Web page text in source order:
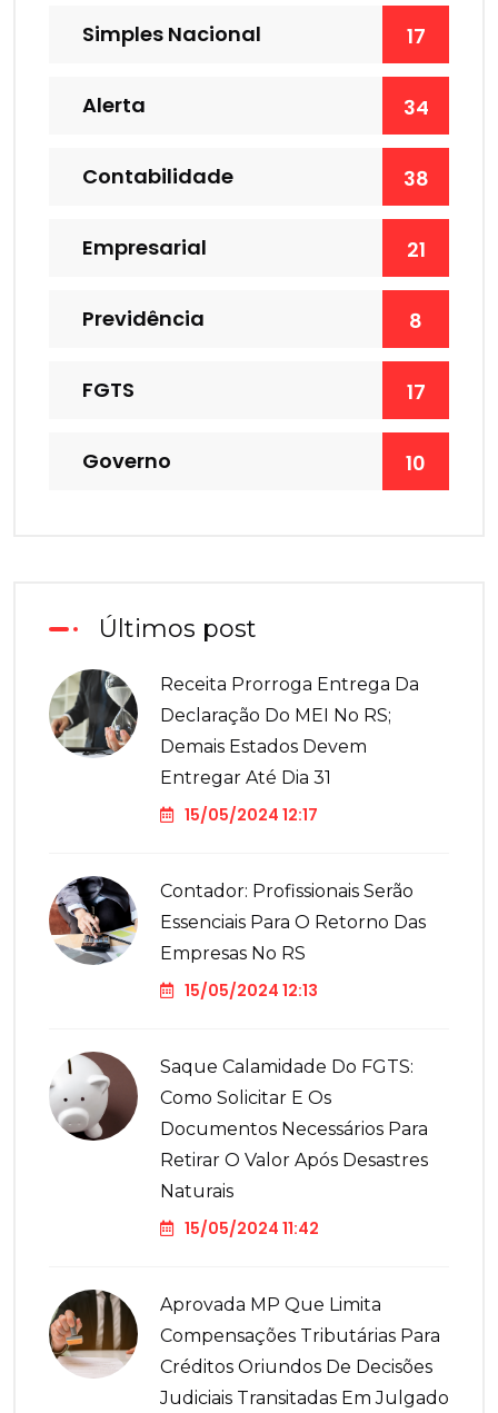
Simples Nacional 17
Alerta 34
Contabilidade 38
Empresarial 21
Previdência 8
FGTS 17
Governo 10
Últimos post
Receita Prorroga Entrega Da
Declaração Do MEI No RS;
Demais Estados Devem
Entregar Até Dia 31
15/05/2024 12:17
Contador: Profissionais Serão
Essenciais Para O Retorno Das
Empresas No RS
15/05/2024 12:13
Saque Calamidade Do FGTS:
Como Solicitar E Os
Documentos Necessários Para
Retirar O Valor Após Desastres
Naturais
15/05/2024 11:42
Aprovada MP Que Limita
Compensações Tributárias Para
Créditos Oriundos De Decisões
Judiciais Transitadas Em Julgado